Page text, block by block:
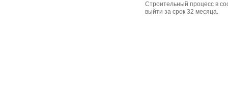
Строительный процесс в
выйти за срок 32 месяца.